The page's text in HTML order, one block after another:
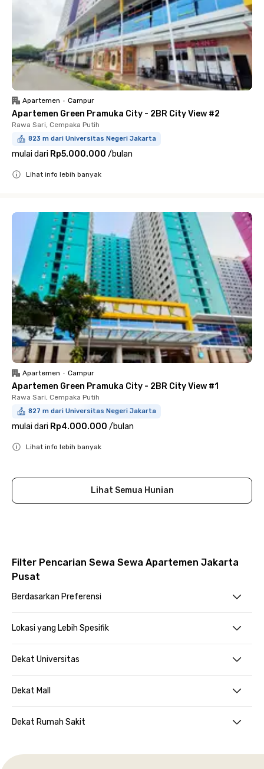
Apartemen • Campur
Apartemen Green Pramuka City - 2BR City View #2
Rawa Sari, Cempaka Putih
823 m dari Universitas Negeri Jakarta
mulai dari Rp5.000.000 /bulan
Lihat info lebih banyak
Apartemen • Campur
Apartemen Green Pramuka City - 2BR City View #1
Rawa Sari, Cempaka Putih
827 m dari Universitas Negeri Jakarta
mulai dari Rp4.000.000 /bulan
Lihat info lebih banyak
Lihat Semua Hunian
Filter Pencarian Sewa Sewa Apartemen Jakarta
Pusat
Berdasarkan Preferensi
Lokasi yang Lebih Spesifik
Dekat Universitas
Dekat Mall
Dekat Rumah Sakit